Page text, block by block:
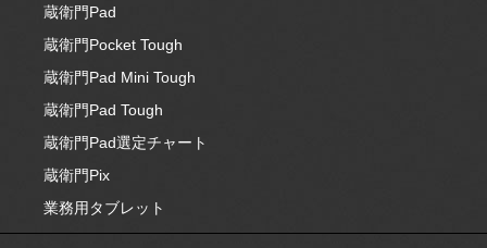
蔵衛門Pad
蔵衛門Pocket Tough
蔵衛門Pad Mini Tough
蔵衛門Pad Tough
蔵衛門Pad選定チャート
蔵衛門Pix
業務用タブレット